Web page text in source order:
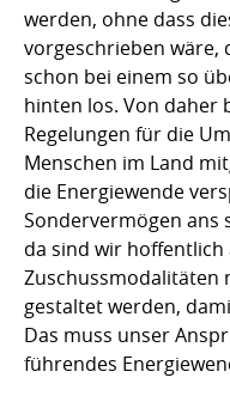
werden, ohne dass
vorgeschrieben wäre,
schon bei einem so
hinten los. Von daher
Regelungen für die
Menschen im Land
die Energiewende
Sondervermögen ans
da sind wir hoffentlich
Zuschussmodalitäten
gestaltet werden,
Das muss unser
führendes